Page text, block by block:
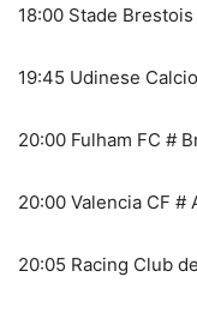
18:00 Stade
19:45 Udinese
20:00 Fulham FC #
20:00 Valencia CF #
20:05 Racing Club